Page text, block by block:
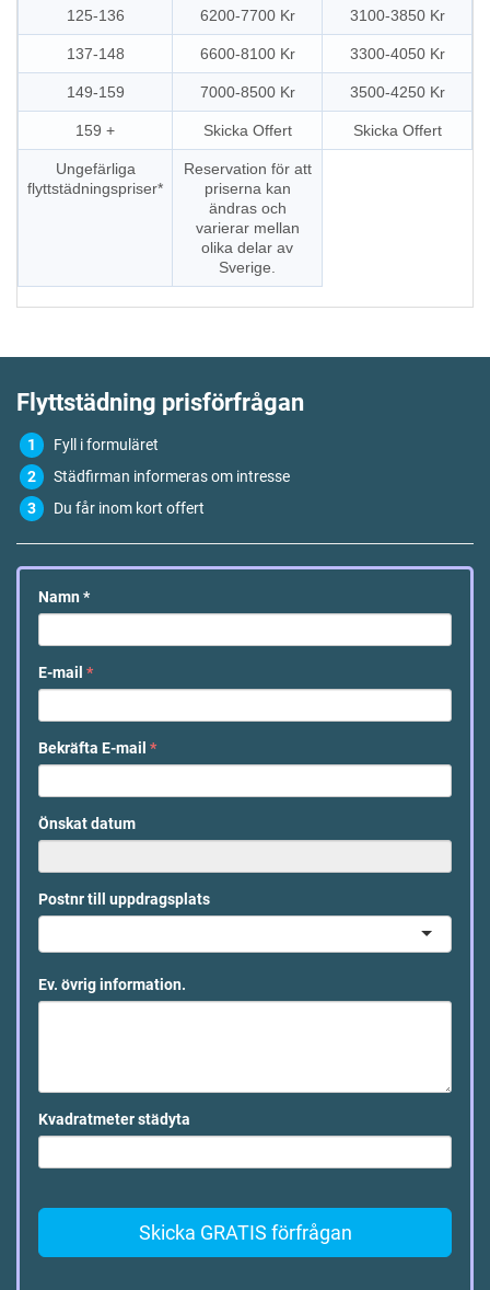
125-136 6200-7700 Kr 3100-3850 Kr
137-148 6600-8100 Kr 3300-4050 Kr
149-159 7000-8500 Kr 3500-4250 Kr
159 + Skicka Offert Skicka Offert
Ungefärliga
flyttstädningspriser*
Reservation för att
priserna kan
ändras och
varierar mellan
olika delar av
Sverige.
Flyttstädning prisförfrågan
Fyll i formuläret
Städfirman informeras om intresse
Du får inom kort offert
Namn *
E-mail *
Bekräfta E-mail *
Önskat datum
Postnr till uppdragsplats
Ev. övrig information.
Kvadratmeter städyta
Skicka GRATIS förfrågan